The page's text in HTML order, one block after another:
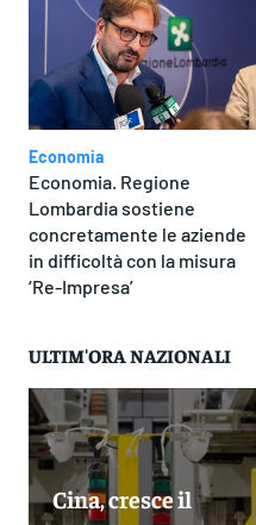
Economia
Economia. Regione
Lombardia sostiene
concretamente le aziende
in difficoltà con la misura
‘Re-Impresa’
ULTIM'ORA NAZIONALI
Cina, cresce il